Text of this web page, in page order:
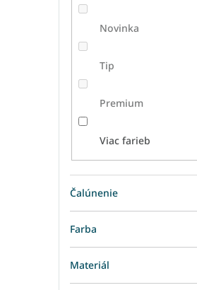
Novinka
Tip
Premium
Viac farieb
Čalúnenie
Farba
Materiál